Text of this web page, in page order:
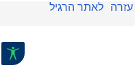
עזרה
לאתר הרגיל